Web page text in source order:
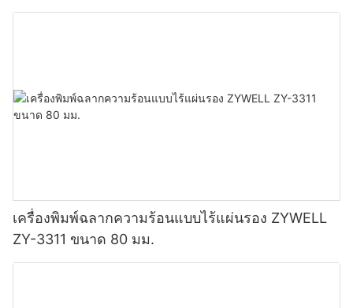
(เลือกได้) สีดำ
เครื่องพิมพ์ฉลากความร้อนแบบไร้แผ่นรอง ZYWELL
ZY-3311 ขนาด 80 มม.